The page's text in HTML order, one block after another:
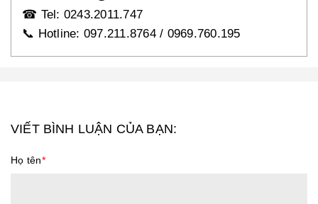
☎ Tel: 0243.2011.747
📞 Hotline: 097.211.8764 / 0969.760.195
VIẾT BÌNH LUẬN CỦA BẠN:
Họ tên*